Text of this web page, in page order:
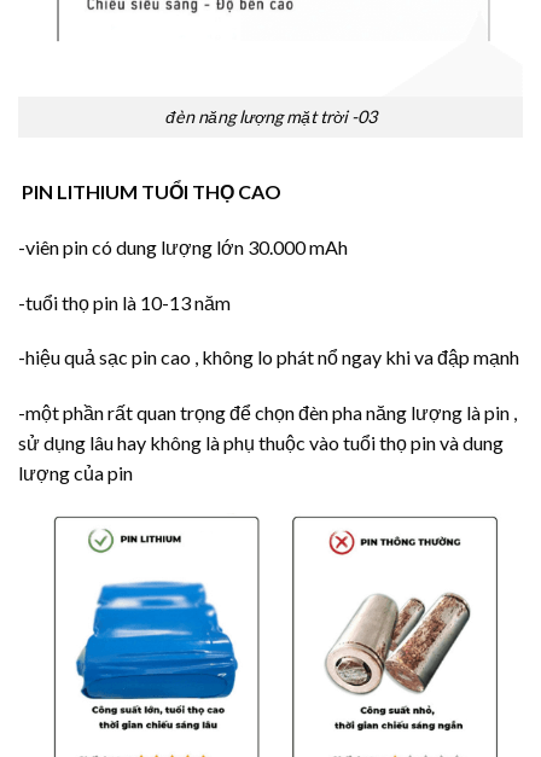
đèn năng lượng mặt trời -03
PIN LITHIUM TUỔI THỌ CAO
-viên pin có dung lượng lớn 30.000 mAh
-tuổi thọ pin là 10-13 năm
-hiệu quả sạc pin cao , không lo phát nổ ngay khi va đập mạnh
-một phần rất quan trọng để chọn đèn pha năng lượng là pin ,
sử dụng lâu hay không là phụ thuộc vào tuổi thọ pin và dung
lượng của pin